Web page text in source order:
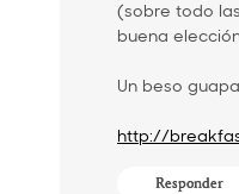
(sobre todo
buena
Un beso
http://
Responder